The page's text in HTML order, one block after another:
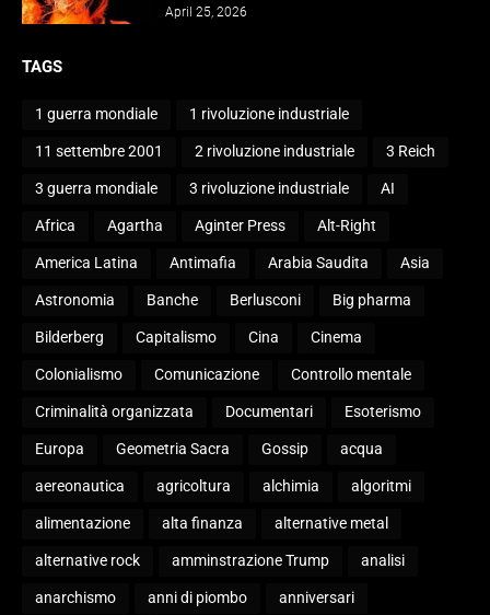
April 25, 2026
TAGS
1 guerra mondiale 1 rivoluzione industriale
11 settembre 2001 2 rivoluzione industriale 3 Reich
3 guerra mondiale 3 rivoluzione industriale AI
Africa Agartha Aginter Press Alt-Right
America Latina Antimafia Arabia Saudita Asia
Astronomia Banche Berlusconi Big pharma
Bilderberg Capitalismo Cina Cinema
Colonialismo Comunicazione Controllo mentale
Criminalità organizzata Documentari Esoterismo
Europa Geometria Sacra Gossip acqua
aereonautica agricoltura alchimia algoritmi
alimentazione alta finanza alternative metal
alternative rock amminstrazione Trump analisi
anarchismo anni di piombo anniversari